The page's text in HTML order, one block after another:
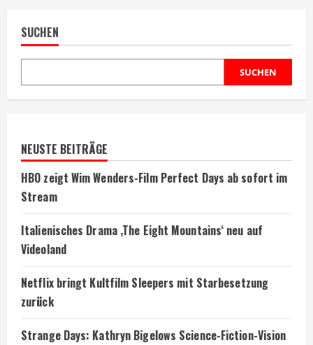
Millionen
Zuschauern
SUCHEN
SUCHEN
NEUSTE BEITRÄGE
HBO zeigt Wim Wenders-Film Perfect Days ab sofort im
Stream
Italienisches Drama ‚The Eight Mountains‘ neu auf
Videoland
Netflix bringt Kultfilm Sleepers mit Starbesetzung
zurück
Strange Days: Kathryn Bigelows Science-Fiction-Vision